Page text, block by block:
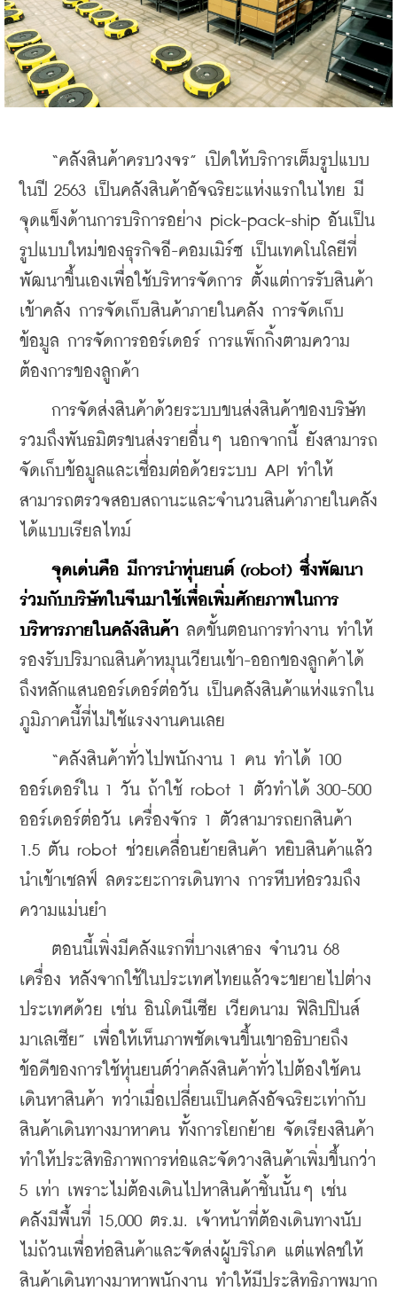
“คลังสินค้าครบวงจร” เปิดให้บริการเต็มรูปแบบ
ในปี 2563 เป็นคลังสินค้าอัจฉริยะแห่งแรกในไทย มี
จุดแข็งด้านการบริการอย่าง pick-pack-ship อันเป็น
รูปแบบใหม่ของธุรกิจอี-คอมเมิร์ซ เป็นเทคโนโลยีที่
พัฒนาขึ้นเองเพื่อใช้บริหารจัดการ ตั้งแต่การรับสินค้า
เข้าคลัง การจัดเก็บสินค้าภายในคลัง การจัดเก็บ
ข้อมูล การจัดการออร์เดอร์ การแพ็กกิ้งตามความ
ต้องการของลูกค้า
การจัดส่งสินค้าด้วยระบบขนส่งสินค้าของบริษัท
รวมถึงพันธมิตรขนส่งรายอื่นๆ นอกจากนี้ ยังสามารถ
จัดเก็บข้อมูลและเชื่อมต่อด้วยระบบ API ทำให้
สามารถตรวจสอบสถานะและจำนวนสินค้าภายในคลัง
ได้แบบเรียลไทม์
จุดเด่นคือ มีการนำหุ่นยนต์ (robot) ซึ่งพัฒนา
ร่วมกับบริษัทในจีนมาใช้เพื่อเพิ่มศักยภาพในการ
บริหารภายในคลังสินค้า ลดขั้นตอนการทำงาน ทำให้
รองรับปริมาณสินค้าหมุนเวียนเข้า-ออกของลูกค้าได้
ถึงหลักแสนออร์เดอร์ต่อวัน เป็นคลังสินค้าแห่งแรกใน
ภูมิภาคนี้ที่ไม่ใช้แรงงานคนเลย
“คลังสินค้าทั่วไปพนักงาน 1 คน ทำได้ 100
ออร์เดอร์ใน 1 วัน ถ้าใช้ robot 1 ตัวทำได้ 300-500
ออร์เดอร์ต่อวัน เครื่องจักร 1 ตัวสามารถยกสินค้า
1.5 ตัน robot ช่วยเคลื่อนย้ายสินค้า หยิบสินค้าแล้ว
นำเข้าเชลฟ์ ลดระยะการเดินทาง การหีบห่อรวมถึง
ความแม่นยำ
ตอนนี้เพิ่งมีคลังแรกที่บางเสาธง จำนวน 68
เครื่อง หลังจากใช้ในประเทศไทยแล้วจะขยายไปต่าง
ประเทศด้วย เช่น อินโดนีเซีย เวียดนาม ฟิลิปปินส์
มาเลเซีย” เพื่อให้เห็นภาพชัดเจนขึ้นเขาอธิบายถึง
ข้อดีของการใช้หุ่นยนต์ว่าคลังสินค้าทั่วไปต้องใช้คน
เดินหาสินค้า ทว่าเมื่อเปลี่ยนเป็นคลังอัจฉริยะเท่ากับ
สินค้าเดินทางมาหาคน ทั้งการโยกย้าย จัดเรียงสินค้า
ทำให้ประสิทธิภาพการห่อและจัดวางสินค้าเพิ่มขึ้นกว่า
5 เท่า เพราะไม่ต้องเดินไปหาสินค้าชิ้นนั้นๆ เช่น
คลังมีพื้นที่ 15,000 ตร.ม. เจ้าหน้าที่ต้องเดินทางนับ
ไม่ถ้วนเพื่อห่อสินค้าและจัดส่งผู้บริโภค แต่แฟลชให้
สินค้าเดินทางมาหาพนักงาน ทำให้มีประสิทธิภาพมาก